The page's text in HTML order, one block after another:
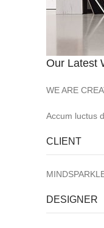
Our Latest
WE ARE
Accum luctus
CLIENT
DESIGNER